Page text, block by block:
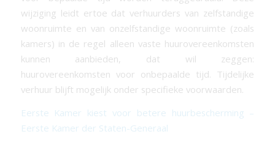
wijziging leidt ertoe dat verhuurders van zelfstandige
woonruimte en van onzelfstandige woonruimte (zoals
kamers) in de regel alleen vaste huurovereenkomsten
kunnen aanbieden, dat wil zeggen:
huurovereenkomsten voor onbepaalde tijd. Tijdelijke
verhuur blijft mogelijk onder specifieke voorwaarden.
Eerste Kamer kiest voor betere huurbescherming –
Eerste Kamer der Staten-Generaal